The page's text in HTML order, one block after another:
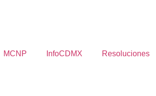
MCNP InfoCDMX Resoluciones